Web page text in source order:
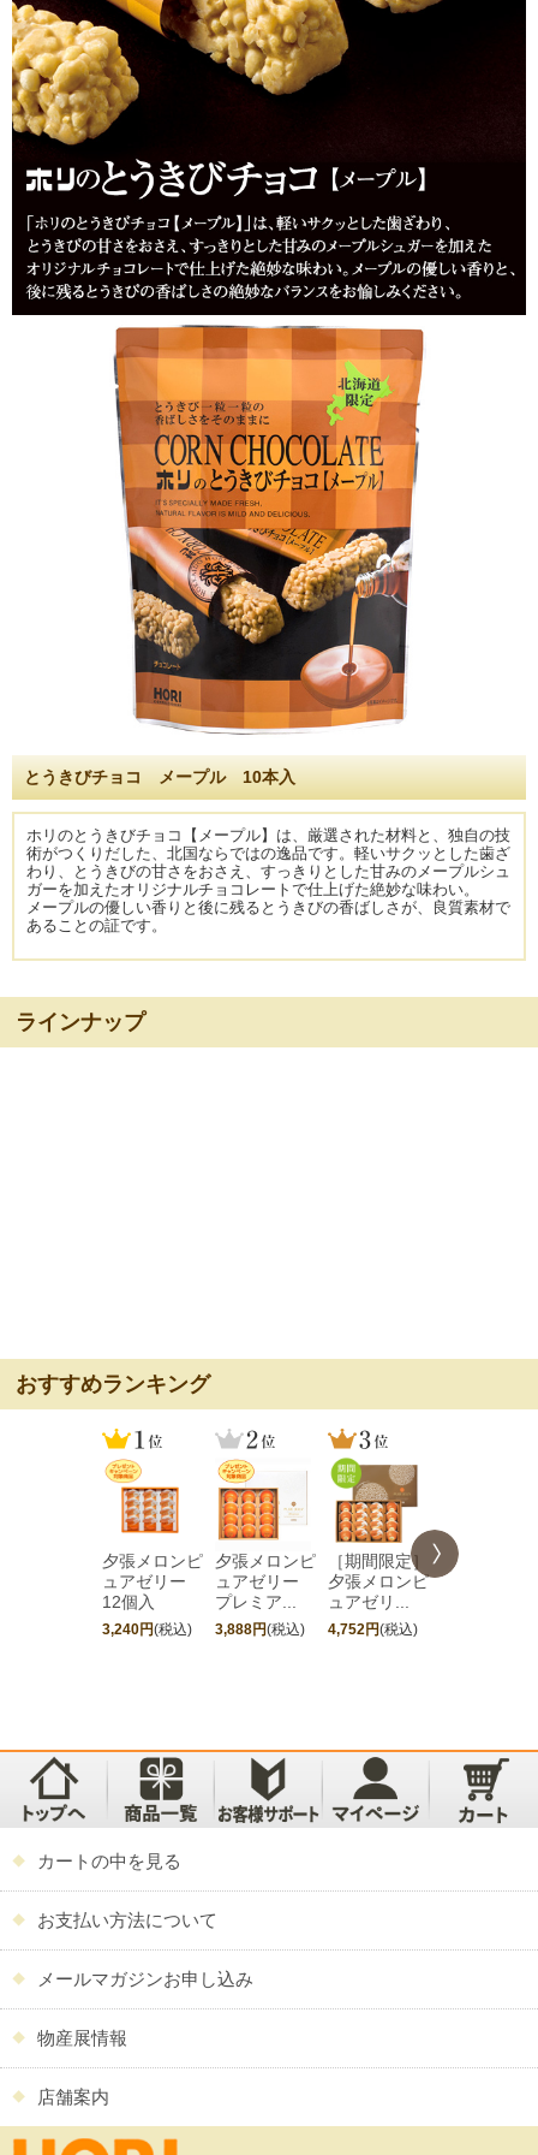
とうきびチョコ メープル 10本入
ホリのとうきびチョコ【メープル】は、厳選された材料と、独自の技
術がつくりだした、北国ならではの逸品です。軽いサクッとした歯ざ
わり、とうきびの甘さをおさえ、すっきりとした甘みのメープルシュ
ガーを加えたオリジナルチョコレートで仕上げた絶妙な味わい。
メープルの優しい香りと後に残るとうきびの香ばしさが、良質素材で
あることの証です。
ラインナップ
おすすめランキング
夕張メロンピ
ュアゼリー
12個入
3,240円(税込)
夕張メロンピ
ュアゼリー
プレミア...
3,888円(税込)
［期間限定］
夕張メロンピ
ュアゼリ...
4,752円(税込)
夕張メロン
ュアゼリ
カートの中を見る
お支払い方法について
メールマガジンお申し込み
物産展情報
店舗案内